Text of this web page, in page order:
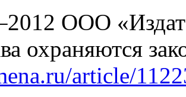
ООО
охраняются
article/